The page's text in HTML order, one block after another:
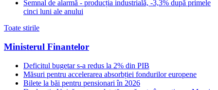
Semnal de alarmă - producția industrială, -3,3% după primele
cinci luni ale anului
Toate stirile
Ministerul Finantelor
Deficitul bugetar s-a redus la 2% din PIB
Măsuri pentru accelerarea absorbției fondurilor europene
Bilete la băi pentru pensionari în 2026